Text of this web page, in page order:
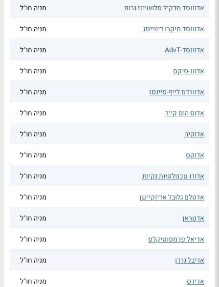
אדוונסד מדקיל סלושיינז גרופ מניה חו"ל
אדוונסד מיקרו דיווייסז מניה חו"ל
אדוונסד-AdvT מניה חו"ל
אדוונ-סיקס מניה חו"ל
אדוורדס לייף-סיינסז מניה חו"ל
אדוס הום קייר מניה חו"ל
אדוקיה מניה חו"ל
אדוקס מניה חו"ל
אדורו טכנולוגיות נקיות מניה חו"ל
אדטלם גלובל אדיוקיישן מניה חו"ל
אדטראן מניה חו"ל
אדיאל פרמסוטיקלס מניה חו"ל
אדיבל גרדן מניה חו"ל
אדידס מניה חו"ל